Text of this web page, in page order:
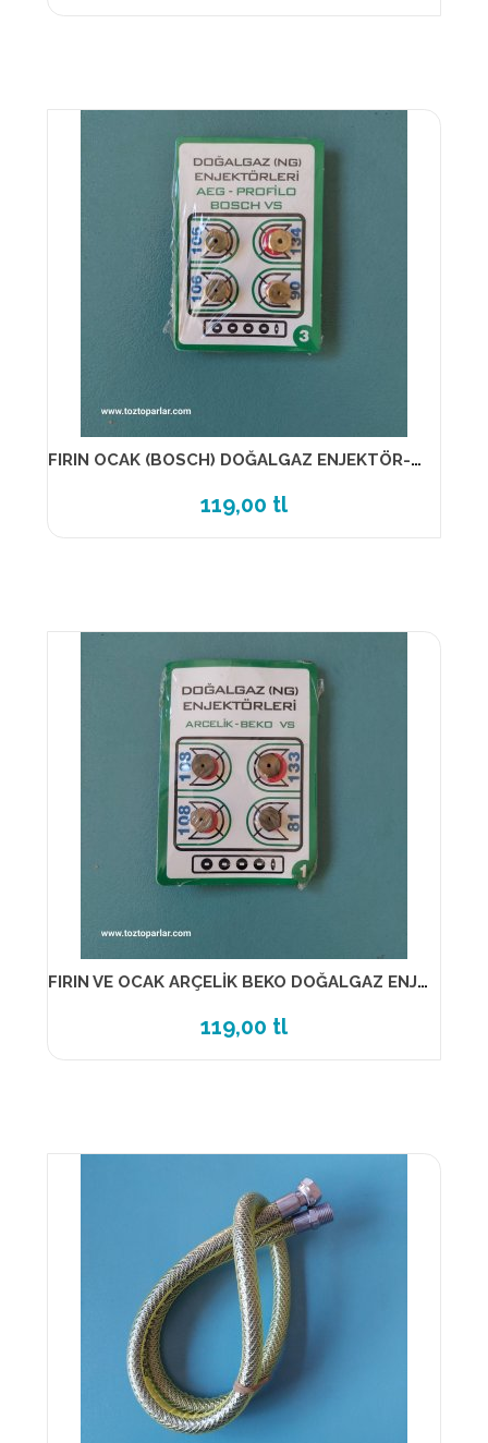
FIRIN OCAK (BOSCH) DOĞALGAZ ENJEKTÖR-MEME (NO-3) (1-PAKET) 7 LİK
119,00 tl
FIRIN VE OCAK ARÇELİK BEKO DOĞALGAZ ENJEKTÖR-MEME (NO-1) (1-PK) 7 LİK
119,00 tl